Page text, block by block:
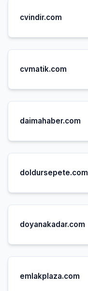
cvindir.com
cvmatik.com
daimahaber.com
doldursepete.com
doyanakadar.com
emlakplaza.com